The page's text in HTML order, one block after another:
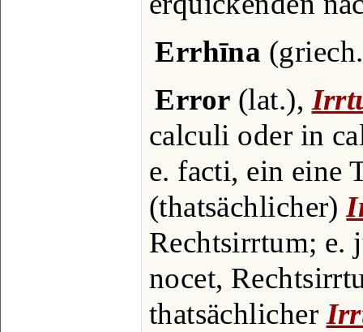
Errhīna
Error (lat.),
calculi oder in
e. facti, ein eine
(thatsächlicher)
Rechtsirrtum; e.
nocet,
thatsächlicher